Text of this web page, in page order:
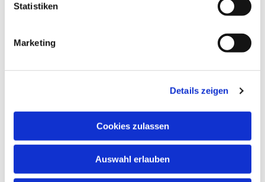
Statistiken
Marketing
Details zeigen
Cookies zulassen
Auswahl erlauben
Dies könnte Sie auch
interessieren